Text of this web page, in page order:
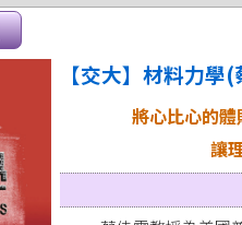
【交大】材料力學
將心比心的
讓